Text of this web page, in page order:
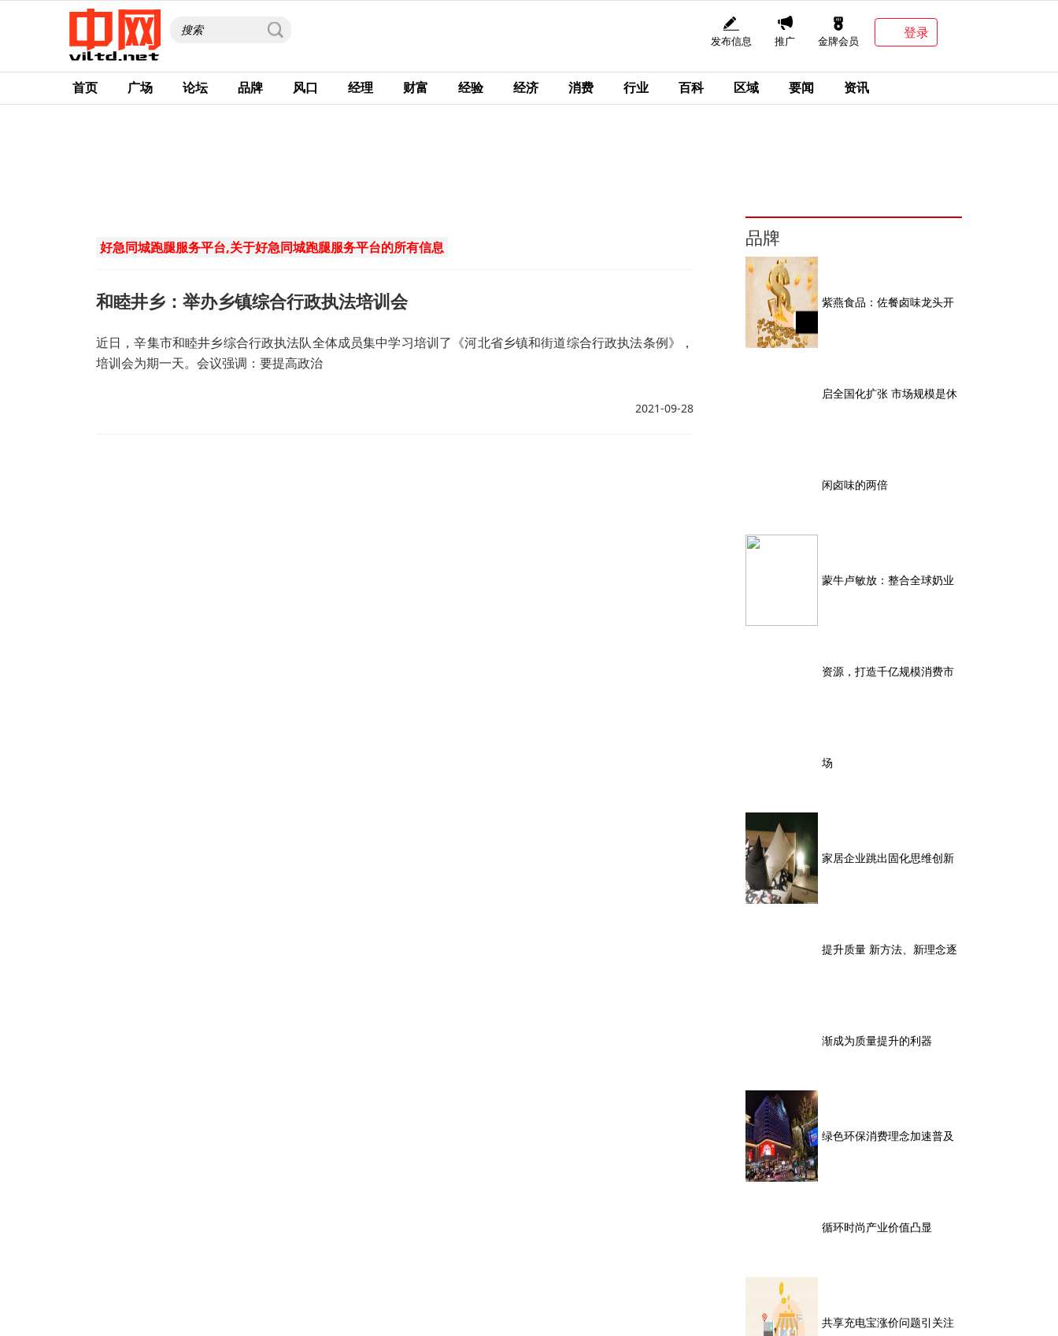
发布信息 推广 金牌会员
登录
首页 广场 论坛 品牌 风口 经理 财富 经验 经济 消费 行业 百科 区域 要闻 资讯
好急同城跑腿服务平台,关于好急同城跑腿服务平台的所有信息
和睦井乡：举办乡镇综合行政执法培训会
近日，辛集市和睦井乡综合行政执法队全体成员集中学习培训了《河北省乡镇和街道综合行政执法条例》，
培训会为期一天。会议强调：要提高政治
2021-09-28
品牌
紫燕食品：佐餐卤味龙头开
启全国化扩张 市场规模是休
闲卤味的两倍
蒙牛卢敏放：整合全球奶业
资源，打造千亿规模消费市
场
家居企业跳出固化思维创新
提升质量 新方法、新理念逐
渐成为质量提升的利器
绿色环保消费理念加速普及
循环时尚产业价值凸显
共享充电宝涨价问题引关注